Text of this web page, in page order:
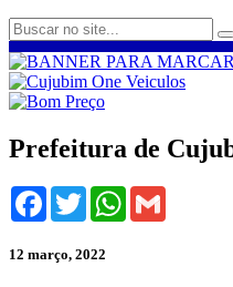
Prefeitura de
Facebook
TwitterWhatsApp
12 março, 2022